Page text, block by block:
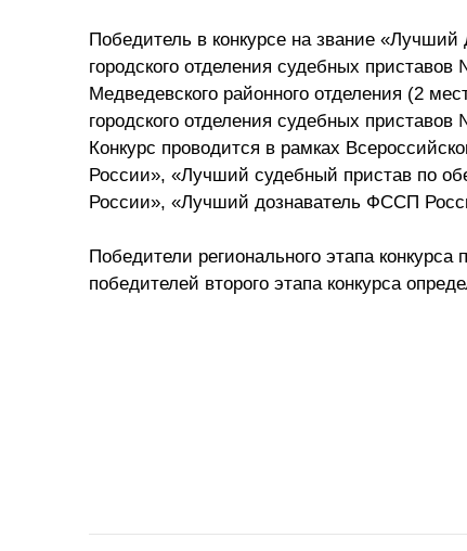
Победитель в конкурсе на звание
городского отделения судебных
Медведевского районного отделения (2
городского отделения судебных
Конкурс проводится в рамках
России», «Лучший судебный пристав по
России», «Лучший дознаватель ФССП
Победители регионального этапа
победителей второго этапа конкурса